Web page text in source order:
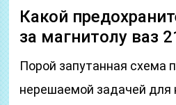
Какой
за магнитолу ваз
Порой запутанная схема
нерешаемой задачей для